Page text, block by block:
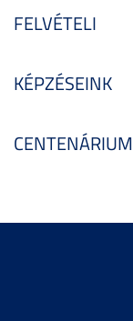
FELVÉTELI
KÉPZÉSEINK
CENTENÁRIUM